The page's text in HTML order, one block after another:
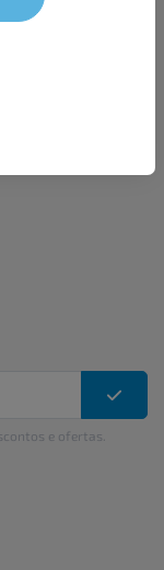
e ofertas.